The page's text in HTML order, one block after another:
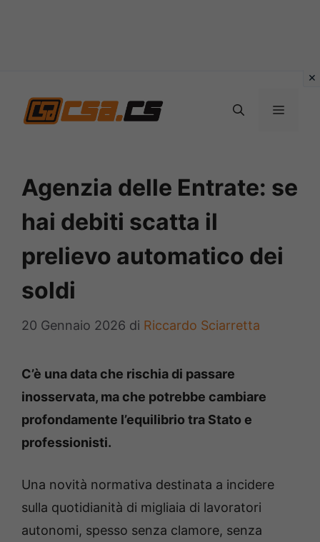
contenuto
MENU
Agenzia delle Entrate: se
hai debiti scatta il
prelievo automatico dei
soldi
20 Gennaio 2026 di Riccardo Sciarretta
C’è una data che rischia di passare
inosservata, ma che potrebbe cambiare
profondamente l’equilibrio tra Stato e
professionisti.
Una novità normativa destinata a incidere
sulla quotidianità di migliaia di lavoratori
autonomi, spesso senza clamore, senza